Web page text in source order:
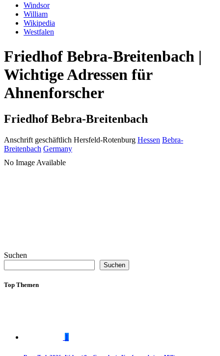
Windsor
William
Wikipedia
Westfalen
Friedhof Bebra-Breitenbach |
Wichtige Adressen für
Ahnenforscher
Friedhof Bebra-Breitenbach
Anschrift geschäftlich Hersfeld-Rotenburg Hessen Bebra-
Breitenbach Germany
No Image Available
Suchen
Suchen
Top Themen
1